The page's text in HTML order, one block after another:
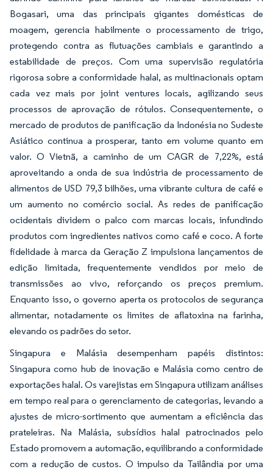
Bogasari, uma das principais gigantes domésticas de
moagem, gerencia habilmente o processamento de trigo,
protegendo contra as flutuações cambiais e garantindo a
estabilidade de preços. Com uma supervisão regulatória
rigorosa sobre a conformidade halal, as multinacionais optam
cada vez mais por joint ventures locais, agilizando seus
processos de aprovação de rótulos. Consequentemente, o
mercado de produtos de panificação da Indonésia no Sudeste
Asiático continua a prosperar, tanto em volume quanto em
valor. O Vietnã, a caminho de um CAGR de 7,22%, está
aproveitando a onda de sua indústria de processamento de
alimentos de USD 79,3 bilhões, uma vibrante cultura de café e
um aumento no comércio social. As redes de panificação
ocidentais dividem o palco com marcas locais, infundindo
produtos com ingredientes nativos como café e coco. A forte
fidelidade à marca da Geração Z impulsiona lançamentos de
edição limitada, frequentemente vendidos por meio de
transmissões ao vivo, reforçando os preços premium.
Enquanto isso, o governo aperta os protocolos de segurança
alimentar, notadamente os limites de aflatoxina na farinha,
elevando os padrões do setor.
Singapura e Malásia desempenham papéis distintos:
Singapura como hub de inovação e Malásia como centro de
exportações halal. Os varejistas em Singapura utilizam análises
em tempo real para o gerenciamento de categorias, levando a
ajustes de micro-sortimento que aumentam a eficiência das
prateleiras. Na Malásia, subsídios halal patrocinados pelo
Estado promovem a automação, equilibrando a conformidade
com a redução de custos. O impulso da Tailândia por uma